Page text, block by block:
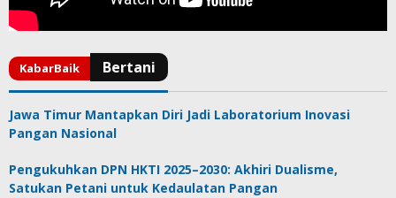
Jawa Timur Mantapkan Diri Jadi Laboratorium Inovasi
Pangan Nasional
Pengukuhkan DPN HKTI 2025–2030: Akhiri Dualisme,
Satukan Petani untuk Kedaulatan Pangan